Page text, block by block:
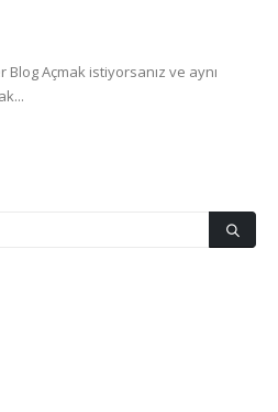
Blog Açmak istiyorsanız ve aynı